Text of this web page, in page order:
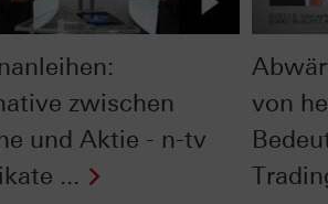
zwischen
und Aktie - n-tv
...
von